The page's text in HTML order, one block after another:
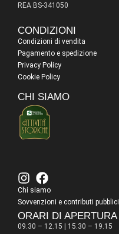
REA BS-341050
CONDIZIONI
Condizioni di vendita
Pagamento e spedizione
Privacy Policy
Cookie Policy
CHI SIAMO
Chi siamo
Sovvenzioni e contributi pubblici
ORARI DI APERTURA
09.30 – 12.15 | 15.30 – 19.15